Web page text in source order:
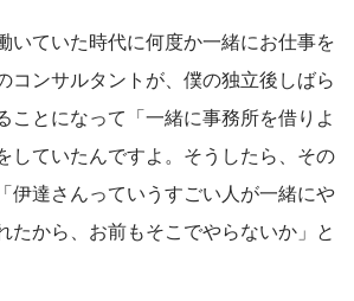
いていた時代に何度か一緒にお仕事を
コンサルタントが、僕の独立後しばら
ことになって「一緒に事務所を借りよ
していたんですよ。そうしたら、その
伊達さんっていうすごい人が一緒にや
たから、お前もそこでやらないか」と